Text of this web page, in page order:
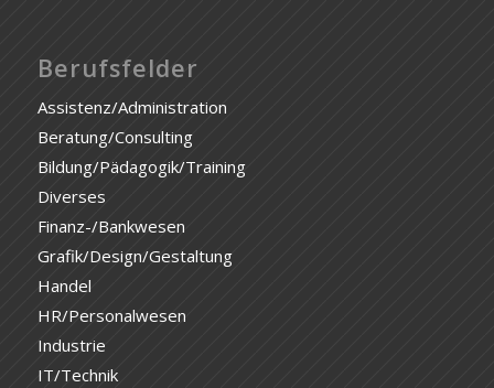
Berufsfelder
Assistenz/Administration
Beratung/Consulting
Bildung/Pädagogik/Training
Diverses
Finanz-/Bankwesen
Grafik/Design/Gestaltung
Handel
HR/Personalwesen
Industrie
IT/Technik